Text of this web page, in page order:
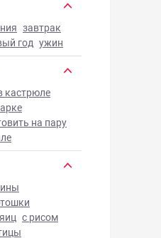
завтрак
год ужин
кастрюле
на пару
с рисом